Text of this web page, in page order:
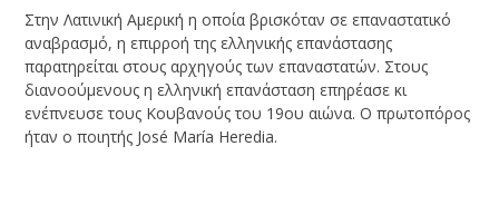
Στην Λατινική Αμερική η οποία βρισκόταν σε επαναστατικό
αναβρασμό, η επιρροή της ελληνικής επανάστασης
παρατηρείται στους αρχηγούς των επαναστατών. Στους
διανοούμενους η ελληνική επανάσταση επηρέασε κι
ενέπνευσε τους Κουβανούς του 19ου αιώνα. Ο πρωτοπόρος
ήταν ο ποιητής José María Heredia.